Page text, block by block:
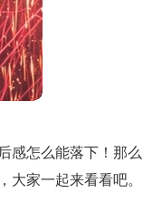
感怎么能落下！那么
家一起来看看吧。